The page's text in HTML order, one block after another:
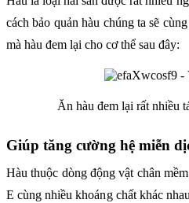
cách bảo quản hàu chúng ta sẽ
mà hàu đem lại cho cơ thể sau đây:
Ăn hàu đem lại rất nhiều
Giúp tăng cường hệ miễn
Hàu thuộc dòng động vật chân
E cùng nhiều khoáng chất khác